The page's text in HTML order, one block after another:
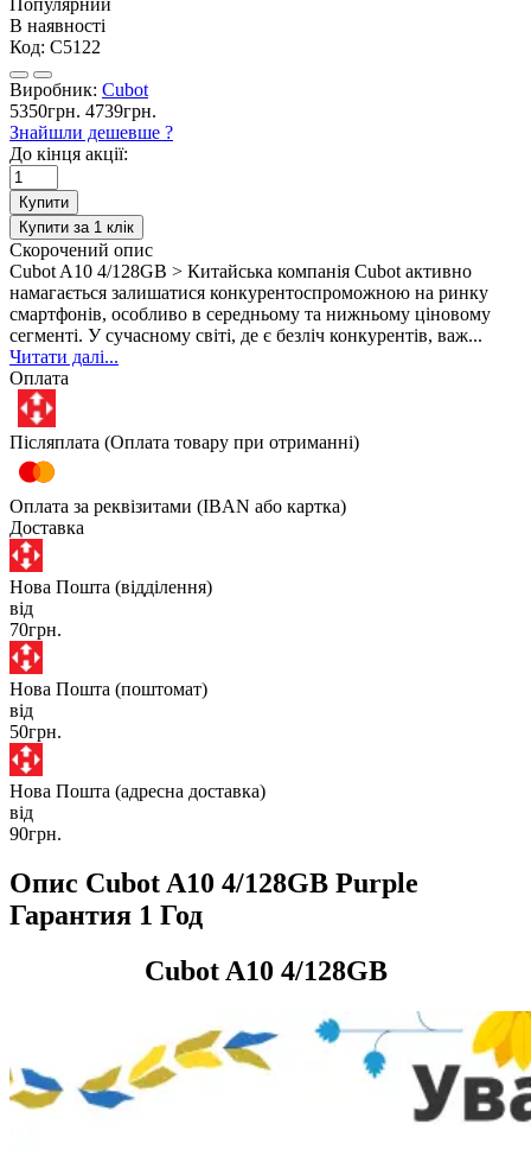
В наявності
Код: C5122
Виробник: Cubot
5350грн. 4739грн.
Знайшли дешевше ?
До кінця акції:
Купити
Купити за 1 клiк
Скорочений опис
Cubot A10 4/128GB > Китайська компанія Cubot активно
намагається залишатися конкурентоспроможною на ринку
смартфонів, особливо в середньому та нижньому ціновому
сегменті. У сучасному світі, де є безліч конкурентів, важ...
Читати далі...
Оплата
Післяплата (Оплата товару при отриманні)
Оплата за реквізитами (IBAN або картка)
Доставка
Нова Пошта (відділення)
від
70грн.
Нова Пошта (поштомат)
від
50грн.
Нова Пошта (адресна доставка)
від
90грн.
Опис Cubot A10 4/128GB Purple
Гарантия 1 Год
Cubot A10 4/128GB